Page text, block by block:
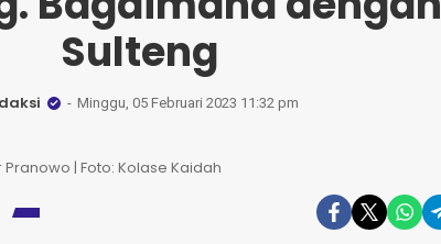
Sulteng
Minggu, 05 Februari 2023 11:32 pm
| Foto: Kolase Kaidah